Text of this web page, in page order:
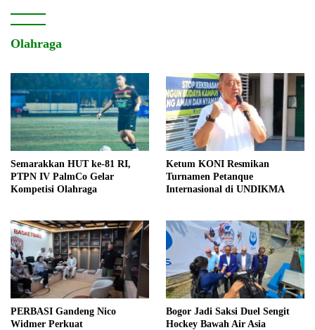
Olahraga
Semarakkan HUT ke-81 RI,
PTPN IV PalmCo Gelar
Kompetisi Olahraga
Ketum KONI Resmikan
Turnamen Petanque
Internasional di UNDIKMA
PERBASI Gandeng Nico
Widmer Perkuat
Bogor Jadi Saksi Duel Sengit
Hockey Bawah Air Asia